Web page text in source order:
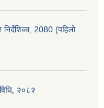
2080 (पहिलो
२०८२